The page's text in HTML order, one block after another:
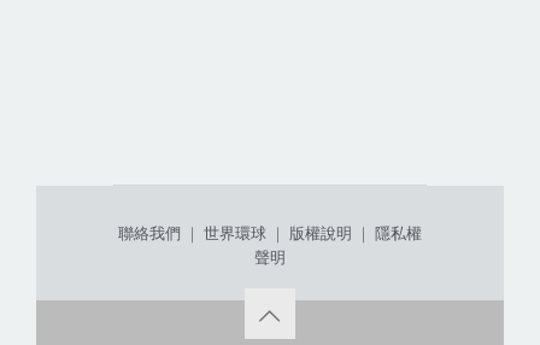
聯絡我們 ｜ 世界環球 ｜ 版權說明 ｜ 隱私權
聲明